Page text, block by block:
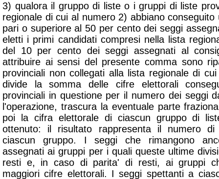
3) qualora il gruppo di liste o i gruppi di liste
regionale di cui al numero 2) abbiano
pari o superiore al 50 per cento dei seggi
eletti i primi candidati compresi nella lista
del 10 per cento dei seggi assegnati al
attribuire ai sensi del presente comma sono
provinciali non collegati alla lista regionale di
divide la somma delle cifre elettorali
provinciali in questione per il numero dei seggi
l'operazione, trascura la eventuale parte
poi la cifra elettorale di ciascun gruppo di
ottenuto: il risultato rappresenta il numero
ciascun gruppo. I seggi che rimangono
assegnati ai gruppi per i quali queste ultime
resti e, in caso di parita' di resti, ai gruppi
maggiori cifre elettorali. I seggi spettanti a